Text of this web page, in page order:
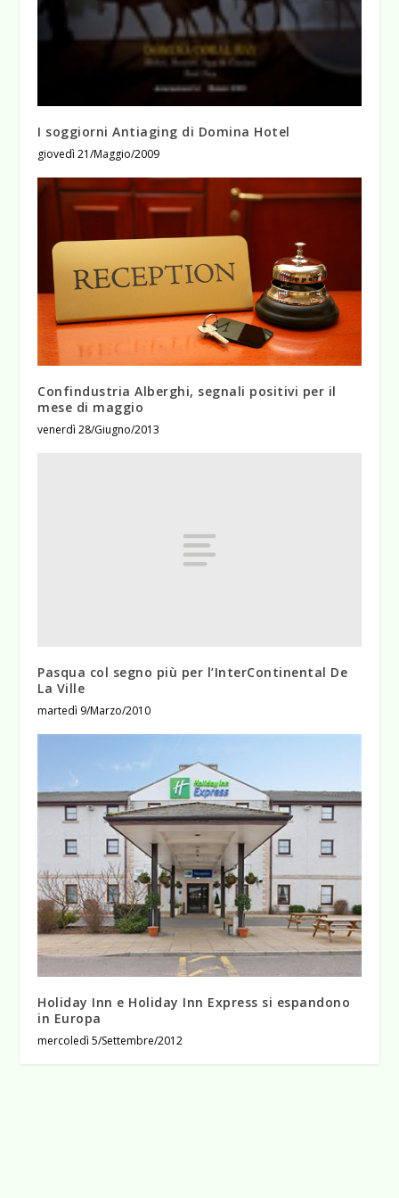
I soggiorni Antiaging di Domina Hotel
giovedì 21/Maggio/2009
Confindustria Alberghi, segnali positivi per il
mese di maggio
venerdì 28/Giugno/2013
Pasqua col segno più per l’InterContinental De
La Ville
martedì 9/Marzo/2010
Holiday Inn e Holiday Inn Express si espandono
in Europa
mercoledì 5/Settembre/2012